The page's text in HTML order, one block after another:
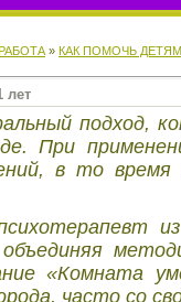
» КАК ПОМОЧЬ
лет
подход,
При
в то
объединяя
«Комната
часто со